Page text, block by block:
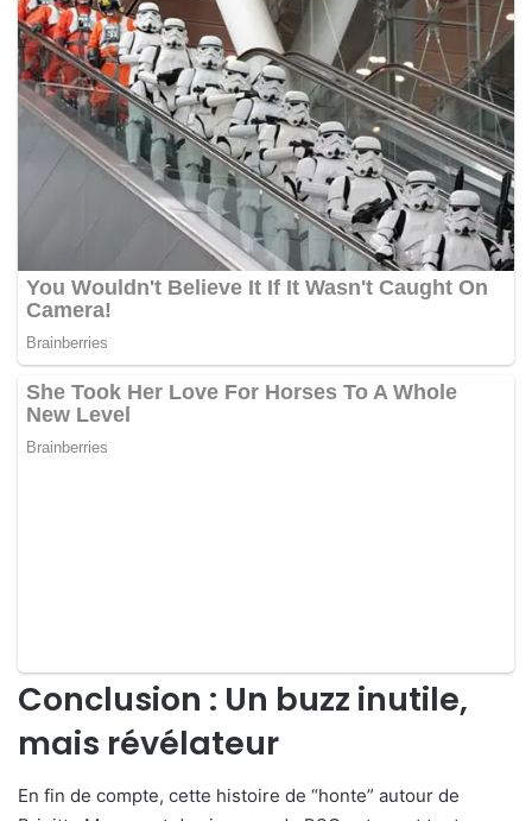
Conclusion : Un buzz inutile,
mais révélateur
En fin de compte, cette histoire de “honte” autour de